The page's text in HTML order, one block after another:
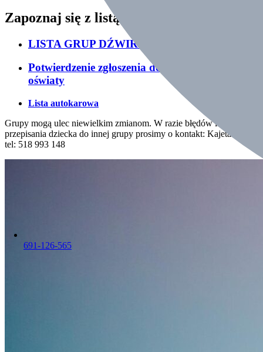
691-126-565
Zapoznaj się z listą grup:
LISTA GRUP DŹWIRZYNO III – ZOBACZ
Potwierdzenie zgłoszenia do kuratorium
oświaty
Lista autokarowa
Grupy mogą ulec niewielkim zmianom. W razie błędów lub chęci
przepisania dziecka do innej grupy prosimy o kontakt: Kajetan Bury
tel: 518 993 148